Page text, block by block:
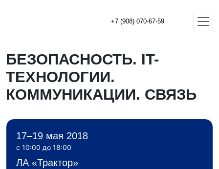
+7 (908) 070-67-59
БЕЗОПАСНОСТЬ. IT-
ТЕХНОЛОГИИ.
КОММУНИКАЦИИ. СВЯЗЬ
17–19 мая 2018
с 10:00 до 18:00
ЛА «Трактор»